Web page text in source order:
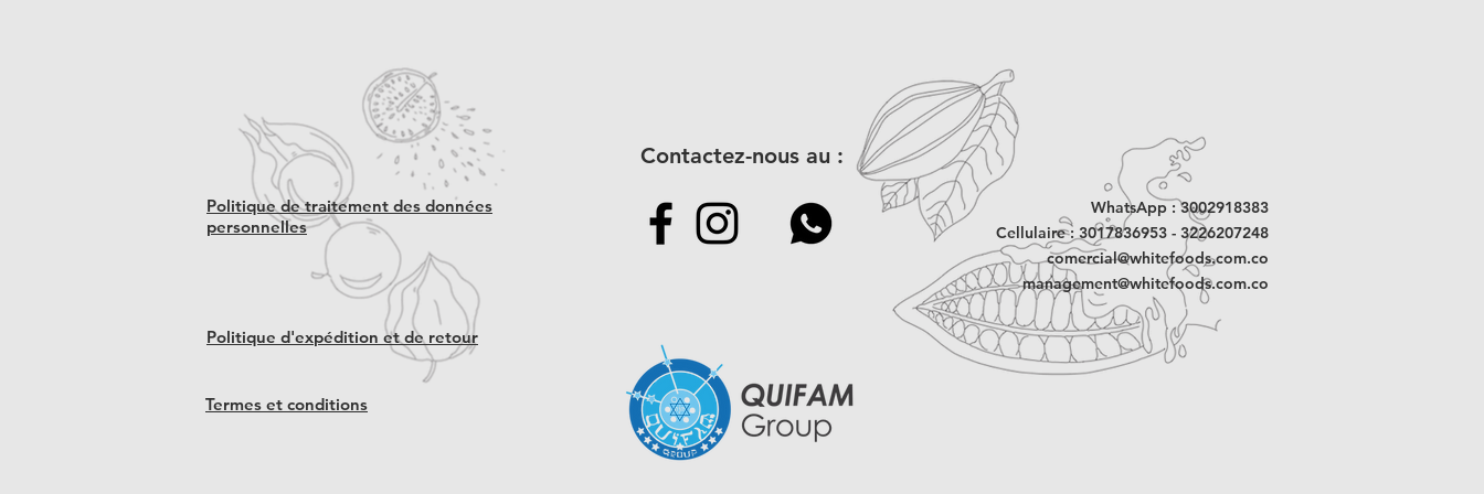
saveur épicée est rassasiante et encourage le palais à
ne pas avoir envie de manger des sucreries après
consommation, en plus de stimuler le système
immunitaire. Il est riche en vitamine C
Excellente collation pour l'anxiété et pour les personnes
qui aiment les sucreries.
Taille 170g = env. 6 portions de 30g
Taille 300g = env. 10 portions de 30
(30g = correspond à deux cuillères à soupe ou cuillères-
mesures)
Politique de traitement des données
personnelles
Politique d'expédition et de retour
Termes et conditions
Contactez-nous au :
WhatsApp : 3002918383
Cellulaire : 3017836953 - 3226207248
comercial@whitefoods.com.co
management@whitefoods.com.co